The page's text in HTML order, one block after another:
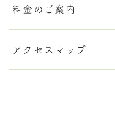
料金のご案内
アクセスマップ